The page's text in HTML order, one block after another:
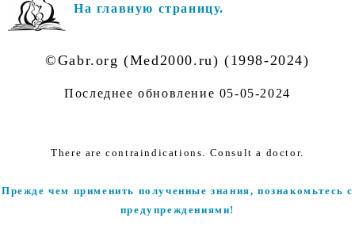
На главную страницу.
©Gabr.org (Med2000.ru) (1998-2024)
Последнее обновление 05-05-2024
There are contraindications. Consult a doctor.
Прежде чем применить полученные знания, познакомьтесь с
предупреждениями!